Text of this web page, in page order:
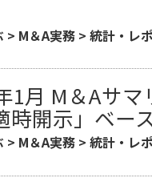
> M＆A実務 >統計・レ
1月 M＆Aサ
開示」ベー
> M＆A実務 >統計・レ